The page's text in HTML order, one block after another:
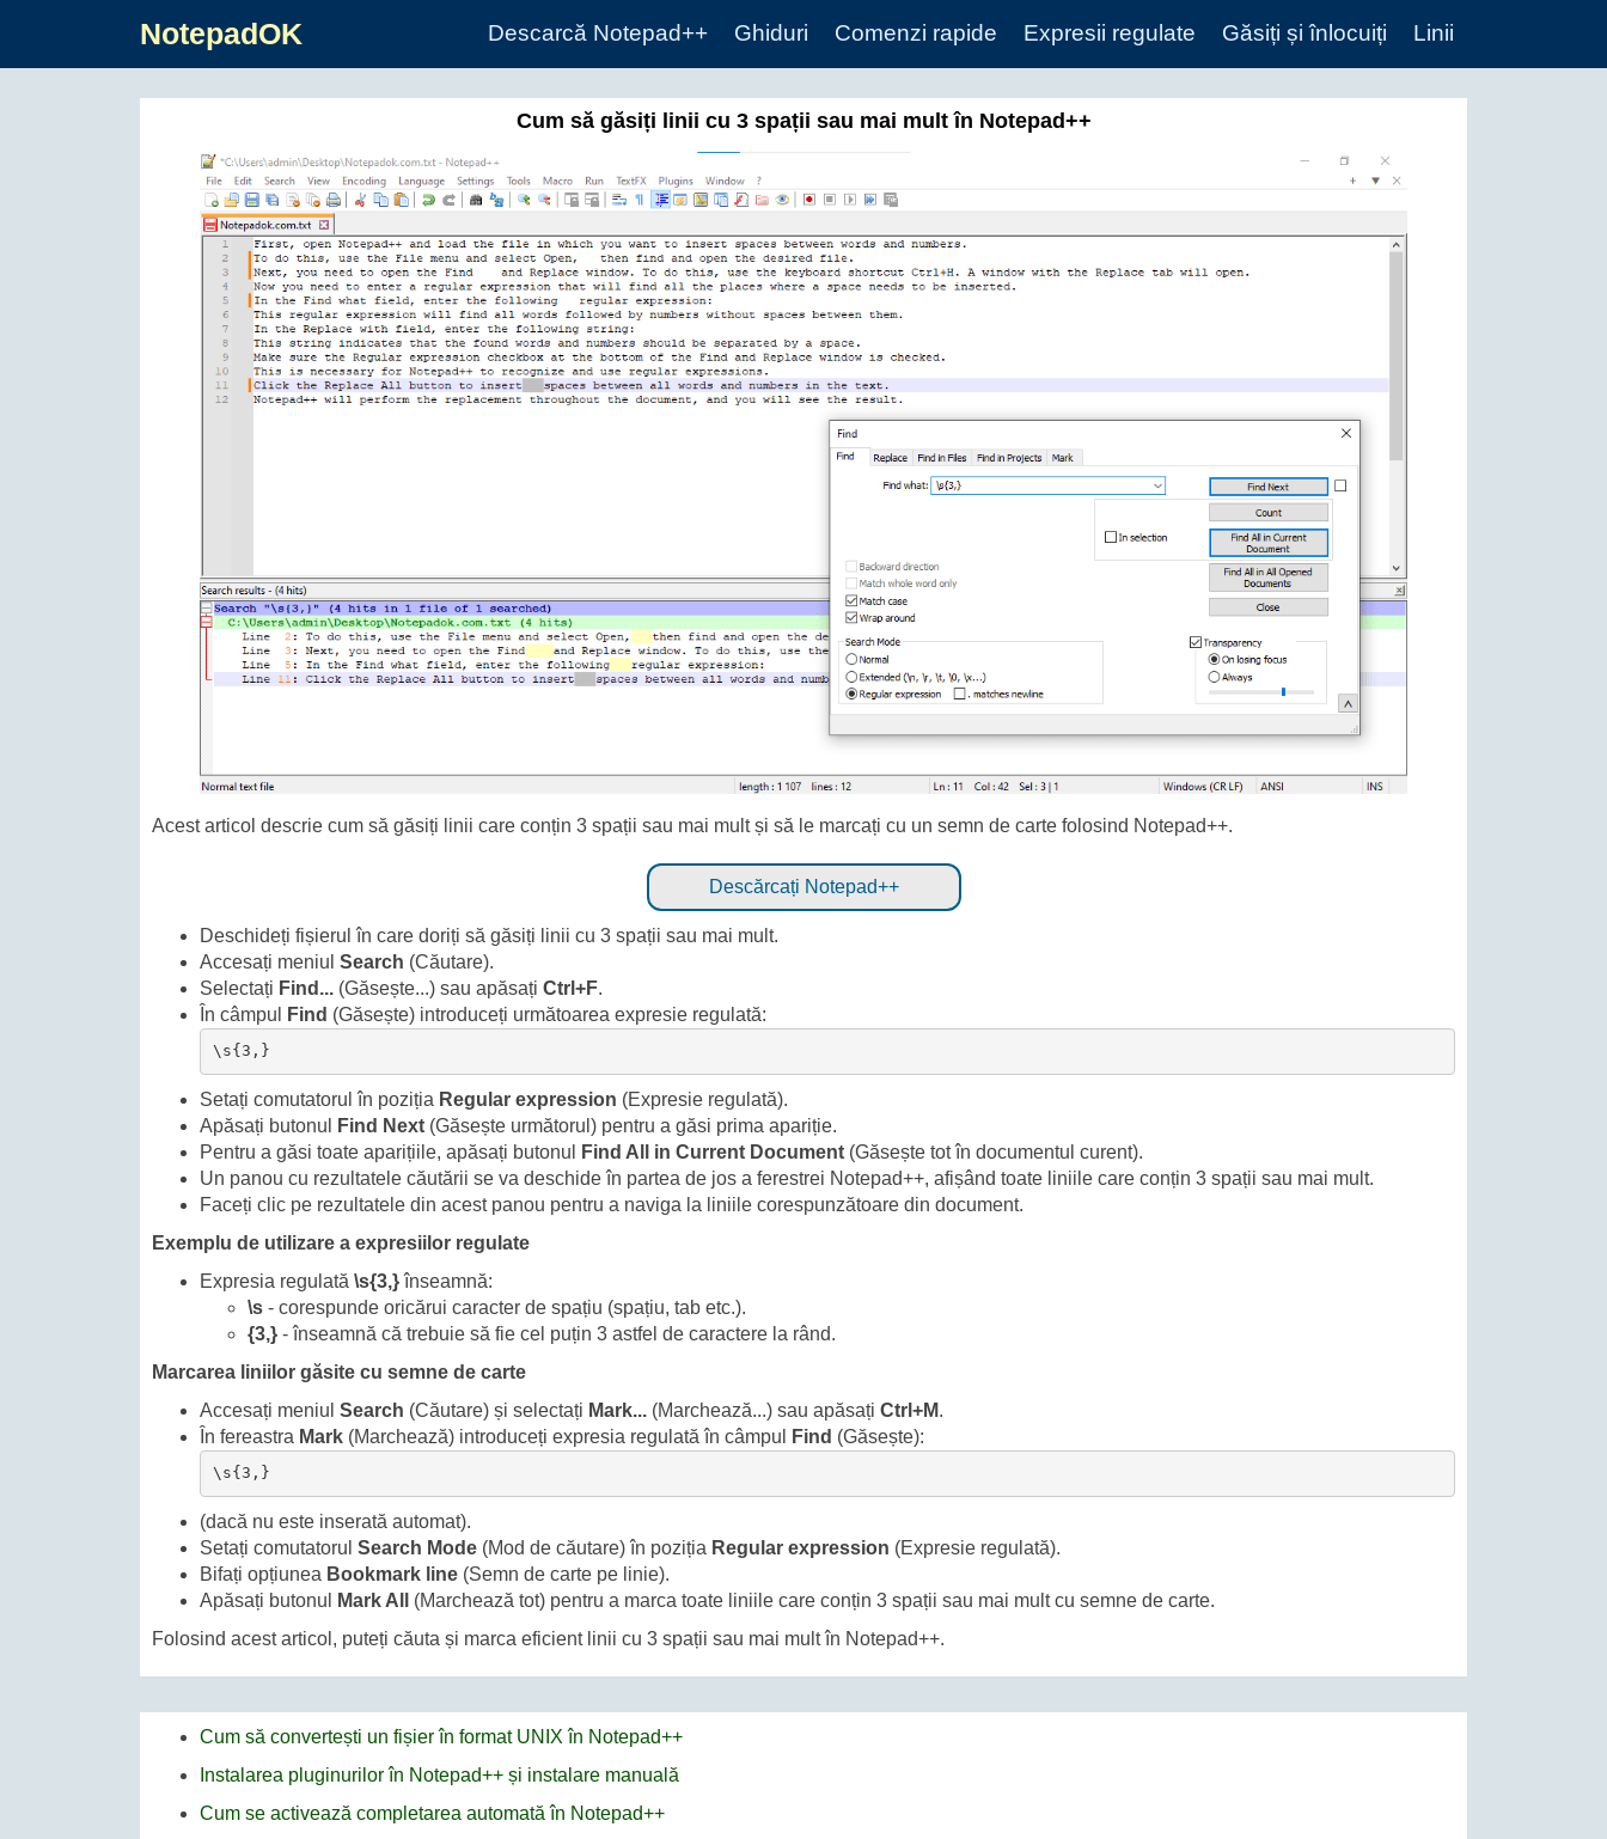
NotepadOK Descarcă Notepad++ Ghiduri Comenzi rapide Expresii regulate Găsiți și înlocuiți Linii
Cum să găsiți linii cu 3 spații sau mai mult în Notepad++
Acest articol descrie cum să găsiți linii care conțin 3 spații sau mai mult și să le marcați cu un semn de carte folosind Notepad++.
Descărcați Notepad++
Deschideți fișierul în care doriți să găsiți linii cu 3 spații sau mai mult.
Accesați meniul Search (Căutare).
Selectați Find... (Găsește...) sau apăsați Ctrl+F.
În câmpul
Find (Găsește) introduceți următoarea expresie regulată:
\s{3,}
Setați comutatorul în poziția Regular expression (Expresie regulată).
Apăsați butonul
Find Next (Găsește următorul) pentru a găsi prima apariție.
Pentru a găsi toate aparițiile, apăsați butonul
Find All in Current Document (Găsește tot în documentul curent).
Un panou cu rezultatele căutării se va deschide în partea de jos a ferestrei Notepad++, afișând toate liniile care conțin 3 spații sau mai mult.
Faceți clic pe rezultatele din acest panou pentru a naviga la liniile corespunzătoare din document.
Exemplu de utilizare a expresiilor regulate
Expresia regulată \s{3,}înseamnă:
\s - corespunde oricărui caracter de spațiu (spațiu, tab etc.).
{3,} - înseamnă că trebuie să fie cel puțin 3 astfel de caractere la rând.
Marcarea liniilor găsite cu semne de carte
Accesați meniul Search (Căutare) și selectați Mark... (Marchează...) sau apăsați Ctrl+M.
În fereastra Mark (Marchează) introduceți expresia regulată în câmpul Find (Găsește):
\s{3,}
(dacă nu este inserată automat).
Setați comutatorul Search Mode (Mod de căutare) în poziția Regular expression (Expresie regulată).
Bifați opțiunea Bookmark line (Semn de carte pe linie).
Apăsați butonul
Mark All
(Marchează tot) pentru a marca toate liniile care conțin 3 spații sau mai mult cu semne de carte.
Folosind acest articol, puteți căuta și marca eficient linii cu 3 spații sau mai mult în Notepad++.
Cum să convertești un fișier în format UNIX în Notepad++
Instalarea pluginurilor în Notepad++ și instalare manuală
Cum se activează completarea automată în Notepad++